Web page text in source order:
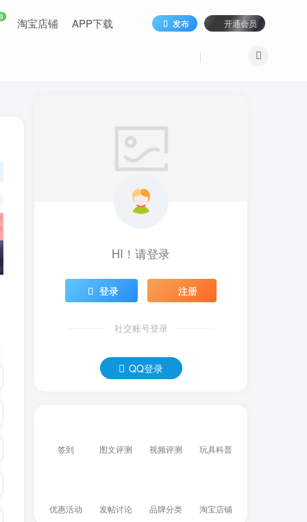
淘宝店铺 APP下载 发布 开通会员
HI！请登录
登录 注册
社交账号登录
QQ登录
签到 图文评测 视频评测 玩具科普
优惠活动 发帖讨论 品牌分类 淘宝店铺